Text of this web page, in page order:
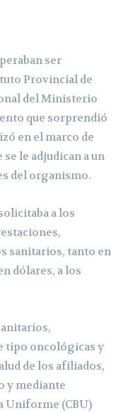
ser
Provincial de
del Ministerio
que sorprendió
en el marco de
le adjudican a un
del organismo.
a los
sanitarios, tanto en
dólares, a los
tipo oncológicas y
de los afiliados,
y mediante
Uniforme (CBU)